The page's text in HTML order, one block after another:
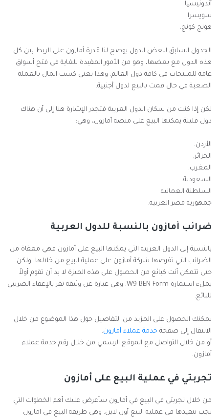
أندونيسيا.
سويسرا.
هونج كونج.
الجدول السابق لبعض الدول يوضح لنا قدرة أمازون على الربط بين كل
هذه الدول مع بعضها، وهو من الأمور المفيدة للغاية في فتح أسواق
عامة للمنتجات في كافة دول العالم. وهذا يعني كسب المال بالعملة
الصعبة في حال قمت بالبيع لدول أجنبية.
لكن إذا كنت من سكان الدول العربية فتجدر الإشارة هنا إلى أن هناك
دول قليلة يمكنها البيع على منصة أمازون، وهي:
الأردن.
الجزائر.
المغرب.
السعودية.
السلطنة العمانية.
جمهورية مصر العربية.
ضرائب أمازون بالنسبة للدول العربية
بالنسبة إلى الدول العربية التي يمكنها البيع على أمازون فهي معفاة من
الضرائب التي تفرضها شركة أمازون على عملية البيع من خلالها، ولكن
حتى تتمكن أنت كبائع من الحصول على هذه الميزة لا بد أن تقوم أولاً
بملء استمارة W9-BEN Form. وهي عبارة عن وثيقة تقر بالإعفاء الضريبي
للبائع.
يمكنك الحصول على المزيد من التفاصيل حول هذا الموضوع من خلال
الانتقال إلى صفحة خدمة عملاء أمازون.
أو من خلال التواصل مع الموقع الرسمي من خلال رقم خدمة عملاء
أمازون.
تجربتي في عملية البيع على أمازون
من خلال تجربتي في البيع في أمازون سأعرض عليك أهم الخطوات التي
يجب تنفيذها في عملية البيع أون لاين. وهي طريقة البيع في امازون